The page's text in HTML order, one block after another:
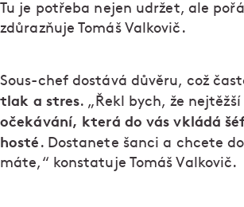
Tu je potřeba nejen udržet, ale
zdůrazňuje Tomáš Valkovič.
Sous-chef dostává důvěru, což
tlak a stres. „Řekl bych, že
očekávání, která do vás vkládá
hosté . Dostanete šanci a chcete
máte,“ konstatuje Tomáš Valkovič.